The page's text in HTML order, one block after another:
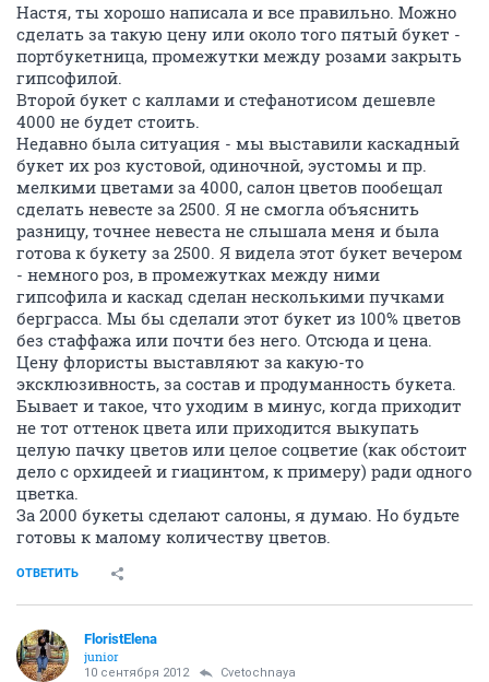
Настя, ты хорошо написала и все правильно. Можно
сделать за такую цену или около того пятый букет -
портбукетница, промежутки между розами закрыть
гипсофилой.
Второй букет с каллами и стефанотисом дешевле
4000 не будет стоить.
Недавно была ситуация - мы выставили каскадный
букет их роз кустовой, одиночной, эустомы и пр.
мелкими цветами за 4000, салон цветов пообещал
сделать невесте за 2500. Я не смогла объяснить
разницу, точнее невеста не слышала меня и была
готова к букету за 2500. Я видела этот букет вечером
- немного роз, в промежутках между ними
гипсофила и каскад сделан несколькими пучками
берграсса. Мы бы сделали этот букет из 100% цветов
без стаффажа или почти без него. Отсюда и цена.
Цену флористы выставляют за какую-то
эксклюзивность, за состав и продуманность букета.
Бывает и такое, что уходим в минус, когда приходит
не тот оттенок цвета или приходится выкупать
целую пачку цветов или целое соцветие (как обстоит
дело с орхидеей и гиацинтом, к примеру) ради одного
цветка.
За 2000 букеты сделают салоны, я думаю. Но будьте
готовы к малому количеству цветов.
ОТВЕТИТЬ
FloristElena
junior
10 сентября 2012 Cvetochnaya